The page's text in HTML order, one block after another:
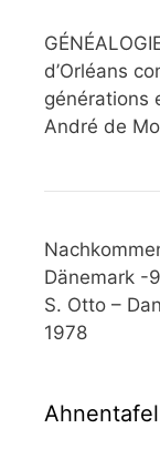
d’Orléans
générations
André de
Dänemark -
S. Otto –
1978